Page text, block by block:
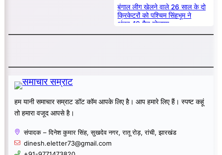
बंगाल लीग खेलने वाले 26 साल के दो
क्रिकेटरों को पश्चिम सिंहभूम ने
अंडर-19 मैच खेलाया
हम यानी समाचार सम्राट डॉट कॉम आपके लिए है। आप हमारे लिए हैं। स्पष्ट कहूं
तो हमारा वजूद आपसे है।
संपादक – दिनेश कुमार सिंह, सुखदेव नगर, रातू रोड़, रांची, झारखंड
dinesh.eletter73@gmail.com